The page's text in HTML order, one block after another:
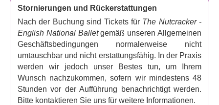
zum Zuschauerraum.
Kaufen Sie Tickets für den
Nussknacker
Auf unserer Website ist der Ticketkauf fürden
Nussknackerkinderleicht. Wir senden Ihnen Ihre Tickets
per E-Mail zu, und Sie müssen sie am Tag der
Vorstellung nur noch am Eingang vorzeigen. Sind Sie
bereit, sich und Ihrer Familie festlichen Spaß zu sichern?
Stornierungen und Rückerstattungen
Nach der Buchung sind Tickets für The Nutcracker -
English National Balletgemäß unseren Allgemeinen
Geschäftsbedingungen normalerweise nicht
umtauschbar und nicht erstattungsfähig. In der Praxis
werden wir jedoch unser Bestes tun, um Ihrem
Wunsch nachzukommen, sofern wir mindestens 48
Stunden vor der Aufführung benachrichtigt werden.
Bitte kontaktieren Sie uns für weitere Informationen.